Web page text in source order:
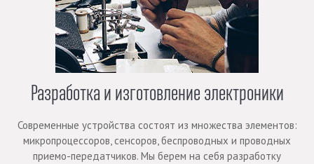
Разработка и изготовление электроники
Современные устройства состоят из множества элементов:
микропроцессоров, сенсоров, беспроводных и проводных
приемо-передатчиков. Мы берем на себя разработку